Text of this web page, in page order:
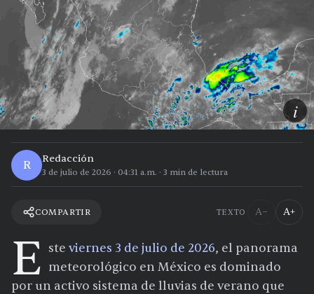
i
R Redacción
3 de julio de 2026 · 04:31 a.m. · 3 min de lectura
COMPARTIR TEXTO A− A+
E ste viernes 3 de julio de 2026, el panorama
meteorológico en México es dominado
por un activo sistema de lluvias de verano que